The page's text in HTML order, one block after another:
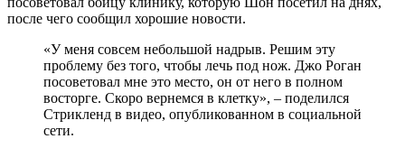
после чего сообщил хорошие новости.
«У меня совсем небольшой надрыв. Решим эту
проблему без того, чтобы лечь под нож. Джо Роган
посоветовал мне это место, он от него в полном
восторге. Скоро вернемся в клетку», – поделился
Стрикленд в видео, опубликованном в социальной
сети.